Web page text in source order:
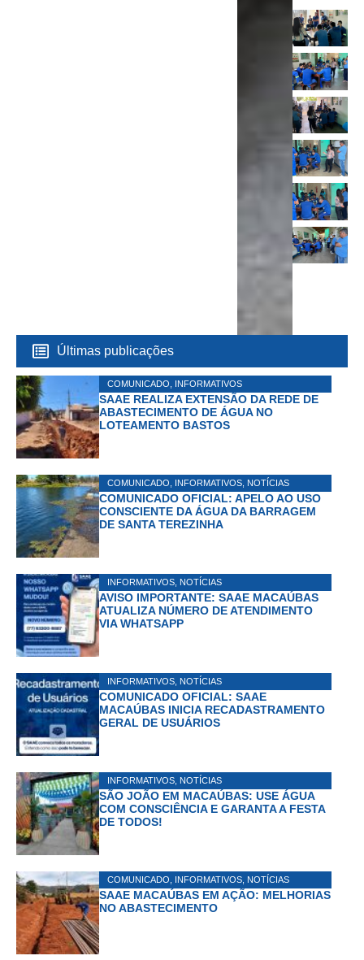
Últimas publicações
COMUNICADO INFORMATIVOS
SAAE REALIZA EXTENSÃO DA REDE DE
ABASTECIMENTO DE ÁGUA NO
LOTEAMENTO BASTOS
COMUNICADO INFORMATIVOS NOTÍCIAS
COMUNICADO OFICIAL: APELO AO USO
CONSCIENTE DA ÁGUA DA BARRAGEM
DE SANTA TEREZINHA
INFORMATIVOS NOTÍCIAS
AVISO IMPORTANTE: SAAE MACAÚBAS
ATUALIZA NÚMERO DE ATENDIMENTO
VIA WHATSAPP
INFORMATIVOS NOTÍCIAS
COMUNICADO OFICIAL: SAAE
MACAÚBAS INICIA RECADASTRAMENTO
GERAL DE USUÁRIOS
INFORMATIVOS NOTÍCIAS
SÃO JOÃO EM MACAÚBAS: USE ÁGUA
COM CONSCIÊNCIA E GARANTA A FESTA
DE TODOS!
COMUNICADO INFORMATIVOS NOTÍCIAS
SAAE MACAÚBAS EM AÇÃO: MELHORIAS
NO ABASTECIMENTO